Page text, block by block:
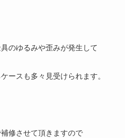
のゆるみや歪みが発生して
ースも多々見受けられます。
修させて頂きますので